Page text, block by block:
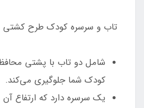
تاب و سرسره کودک طرح کشتی
شامل دو تاب با پشتی
کودک شما جلوگیری می‌کند.
یک سرسره دارد که ارتفاع آن